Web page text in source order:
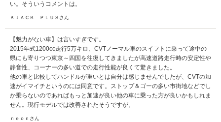
い。そういうコメントは。
ＫＪＡＣＫ ＰＬＵＳさん
【魅力がない車】は言いすぎです。
2015年式1200cc走行5万キロ、CVTノーマル車のスイフトに乗って途中の
県にも寄りつつ東京～四国を往復してきましたが高速道路走行時の安定性や
静音性、コーナーの多い道での走行性能が良くて驚きました。
他の車と比較してハンドルが重いとは自分は感じませんでしたが、CVTの加
速がイマイチというのには同意です。ストップ＆ゴーの多い市街地などでし
か乗らないのであればもっと加速が良い他の車に乗った方が良いかもしれま
せん。現行モデルでは改善されたそうですが。
ｎｅｏｎさん